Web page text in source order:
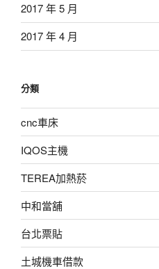
2017 年 5 月
2017 年 4 月
分類
cnc車床
IQOS主機
TEREA加熱菸
中和當舖
台北票貼
土城機車借款